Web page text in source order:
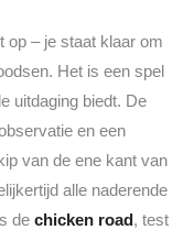
op – je staat klaar om
Het is een spel
uitdaging biedt. De
en een
van de ene kant van
alle naderende
de chicken road, test